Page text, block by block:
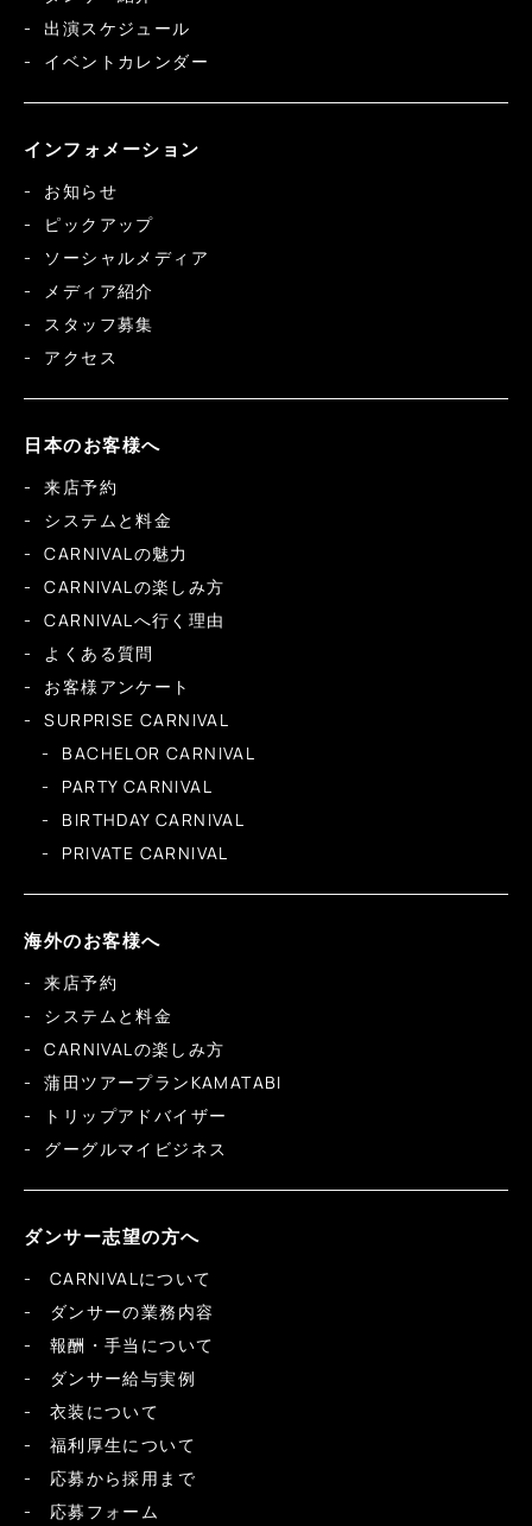
出演スケジュール
イベントカレンダー
インフォメーション
お知らせ
ピックアップ
ソーシャルメディア
メディア紹介
スタッフ募集
アクセス
日本のお客様へ
来店予約
システムと料金
CARNIVALの魅力
CARNIVALの楽しみ方
CARNIVALへ行く理由
よくある質問
お客様アンケート
SURPRISE CARNIVAL
BACHELOR CARNIVAL
PARTY CARNIVAL
BIRTHDAY CARNIVAL
PRIVATE CARNIVAL
海外のお客様へ
来店予約
システムと料金
CARNIVALの楽しみ方
蒲田ツアープランKAMATABI
トリップアドバイザー
グーグルマイビジネス
ダンサー志望の方へ
CARNIVALについて
ダンサーの業務内容
報酬・手当について
ダンサー給与実例
衣装について
福利厚生について
応募から採用まで
応募フォーム